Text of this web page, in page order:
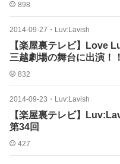
898
2014-09-27 ・ Luv:Lavish
【楽屋裏テレビ】Love
三越劇場の舞台に出演！
832
2014-09-23 ・ Luv:Lavish
【楽屋裏テレビ】
第34回
427